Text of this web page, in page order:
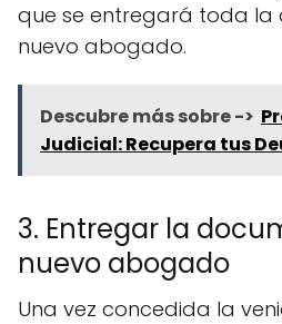
que se entregará toda la
nuevo abogado.
Descubre más sobre ->
Judicial: Recupera tus
3. Entregar la
nuevo abogado
Una vez concedida la